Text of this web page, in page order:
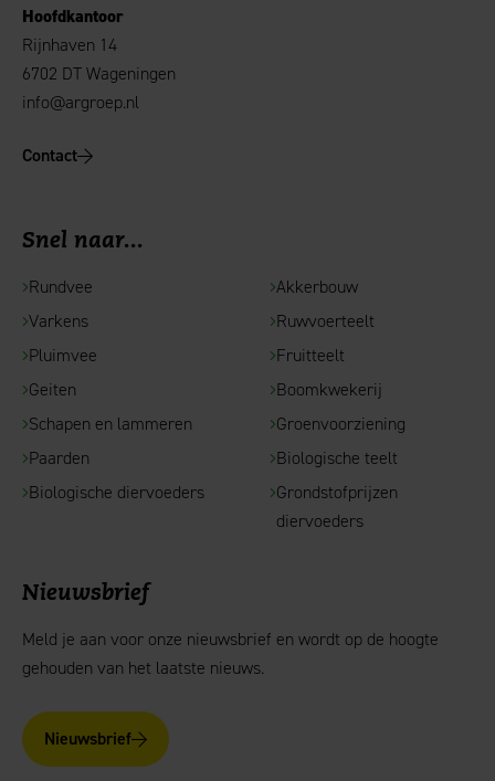
Hoofdkantoor
Rijnhaven 14
6702 DT Wageningen
info@argroep.nl
Contact
Snel naar...
Rundvee
Varkens
Pluimvee
Geiten
Schapen en lammeren
Paarden
Biologische diervoeders
Akkerbouw
Ruwvoerteelt
Fruitteelt
Boomkwekerij
Groenvoorziening
Biologische teelt
Grondstofprijzen
diervoeders
Nieuwsbrief
Meld je aan voor onze nieuwsbrief en wordt op de hoogte
gehouden van het laatste nieuws.
Nieuwsbrief